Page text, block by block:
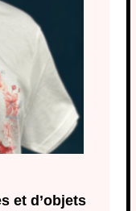
et d’objets